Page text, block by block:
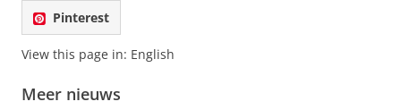
Pinterest
View this page in: English
Meer nieuws